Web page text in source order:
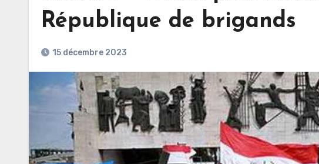
République de brigands
15 décembre 2023